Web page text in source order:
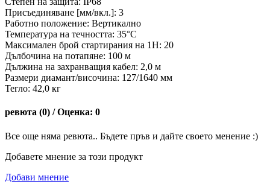
Присъединяване [мм/вкл.]: 3
Работно положение: Вертикално
Температура на течността: 35°C
Максимален брой стартирания на 1H: 20
Дълбочина на потапяне: 100 м
Дължина на захранващия кабел: 2,0 м
Размери диамант/височина: 127/1640 мм
Тегло: 42,0 кг
ревюта (0) / Оценка: 0
Все още няма ревюта.. Бъдете пръв и дайте своето менение :)
Добавете мнение за този продукт
Добави мнение